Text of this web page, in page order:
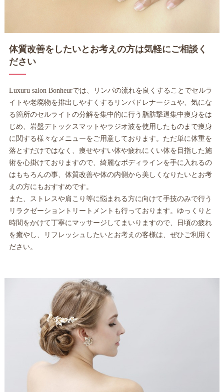
体質改善をしたいとお考えの方は気軽にご相談く
ださい
Luxuru salon Bonheurでは、リンパの流れを良くすることでセルラ
イトや老廃物を排出しやすくするリンパドレナージュや、気にな
る箇所のセルライトの分解を集中的に行う脂肪撃退集中痩身をは
じめ、岩盤デトックスマットやラジオ波を使用したものまで痩身
に関する様々なメニューをご用意しております。ただ単に体重を
落とすだけではなく、痩せやすい体や疲れにくい体を目指した施
術を心掛けておりますので、綺麗なボディラインを手に入れるの
はもちろんの事、体質改善や体の内側から美しくなりたいとお考
えの方にもおすすめです。
また、ストレスや肩こり等に悩まれる方に向けて手技のみで行う
リラクゼーショントリートメントも行っております。ゆっくりと
時間をかけて丁寧にマッサージしてまいりますので、日頃の疲れ
を癒やし、リフレッシュしたいとお考えの客様は、ぜひご利用く
ださい。